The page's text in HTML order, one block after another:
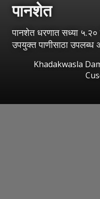
पानशेत
पानशेत धरणात सध्या
उपयुक्त पाणीसाठा उपलब्ध
Khadakwasla